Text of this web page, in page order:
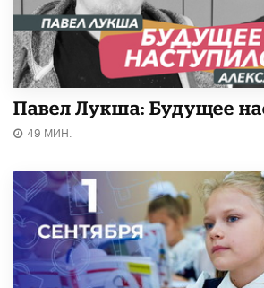
Павел Лукша: Будущее
49 МИН.